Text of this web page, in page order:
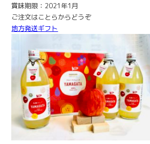
賞味期限：2021年1月
ご注文はことらからどうぞ
地方発送ギフト